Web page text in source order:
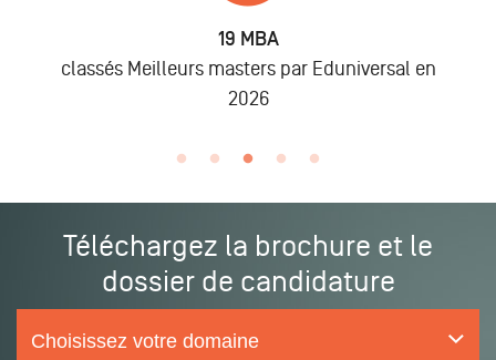
masters par Eduniversal en
lors des
Téléchargez la brochure et le
dossier de candidature